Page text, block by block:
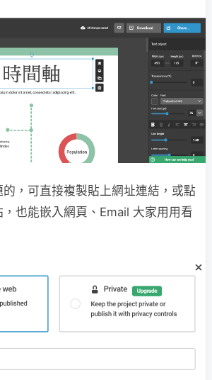
，可直接複製貼上網址連結，或點
，也能嵌入網頁、Email 大家用用看